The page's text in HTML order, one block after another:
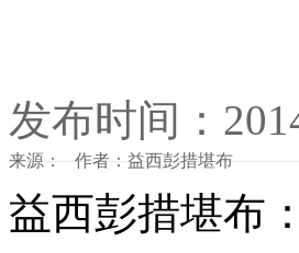
发布时间：
来源： 作者：益西彭措堪布
益西彭措堪布